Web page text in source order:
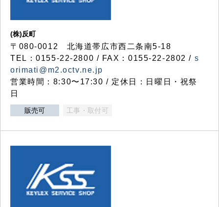
(株)反町
〒080-0012 北海道帯広市西二条南5-18
TEL：0155-22-2800 / FAX：0155-22-2802 / s
orimati@m2.octv.ne.jp
営業時間：8:30〜17:30 / 定休日：日曜日・祝祭
日
販売可 工事・取付可